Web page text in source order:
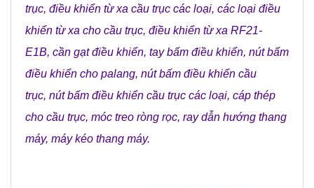
trục, điều khiển từ xa cầu trục các loại, các loại điều
khiển từ xa cho cầu trục, điều khiển từ xa RF21-
E1B, cần gạt điều khiển, tay bấm điều khiển, nút bấm
điều khiển cho palang, nút bấm điều khiển cầu
trục, nút bấm điều khiển cầu trục các loại, cáp thép
cho cầu trục, móc treo ròng rọc, ray dẫn hướng thang
máy, máy kéo thang máy.